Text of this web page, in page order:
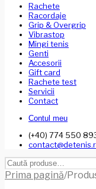
Rachete
Racordaje
Grip & Overgrip
Vibrastop
Mingi tenis
Genti
Accesorii
Gift card
Rachete test
Servicii
Contact
Contul meu
(+40) 774 550
Caută
după:
Prima pagină/